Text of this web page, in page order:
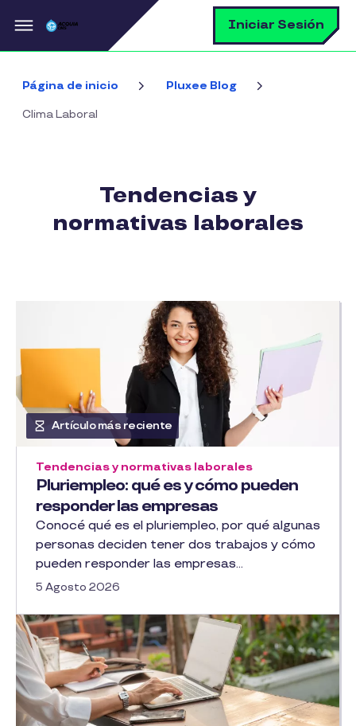
Pasar al contenido principal Iniciar Sesión
Página de inicio Pluxee Blog
Clima Laboral
Tendencias y
normativas laborales
Artículo más reciente
Pluriempleo: qué es y cómo pueden
responder las empresas
Tendencias y normativas laborales
Conocé qué es el pluriempleo, por qué algunas
personas deciden tener dos trabajos y cómo
pueden responder las empresas...
5 Agosto 2026